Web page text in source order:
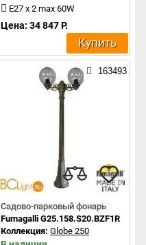
E27 x 2 max 60W
Цена: 34 847 Р.
Купить
163493
Садово-парковый фонарь
Fumagalli G25.158.S20.BZF1R
Коллекция: Globe 250